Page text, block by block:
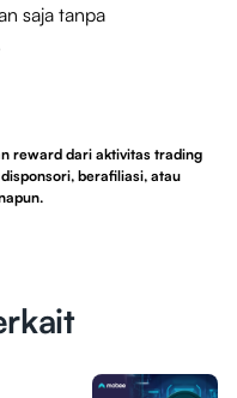
saja tanpa
reward dari aktivitas trading
berafiliasi, atau